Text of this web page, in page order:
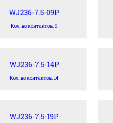
WJ236-7.5-09P
Кол-во контактов: 9
WJ236-7.5-14P
Кол-во контактов: 14
WJ236-7.5-19P